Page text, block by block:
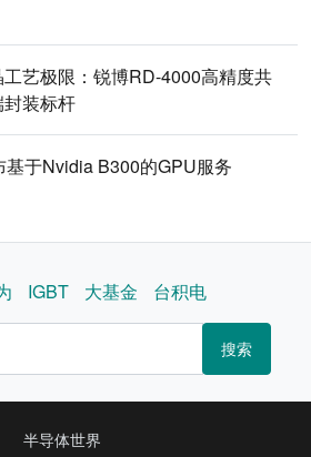
艺极限：锐博RD-4000高精度共
装标杆
于Nvidia B300的GPU服务
IGBT 大基金 台积电
搜索
半导体世界